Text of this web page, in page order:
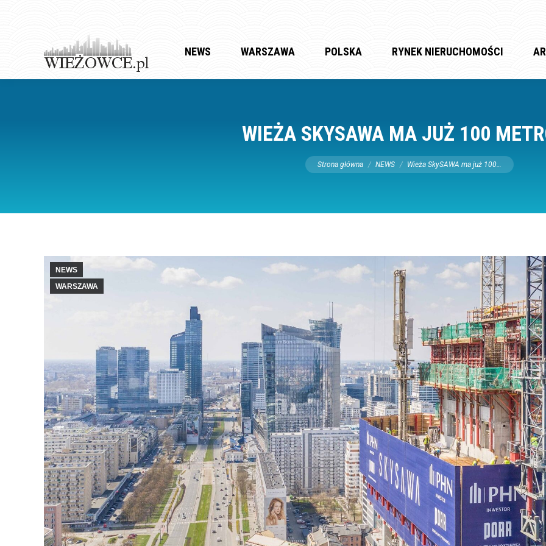
NEWS WARSZAWA POLSKA RYNEK NIERUCHOMOŚCI
WIEŻA SKYSAWA MA JUŻ 100
Jesteś tutaj:
Strona główna NEWS Wieża SkySAWA ma już 100…
NEWS
WARSZAWA